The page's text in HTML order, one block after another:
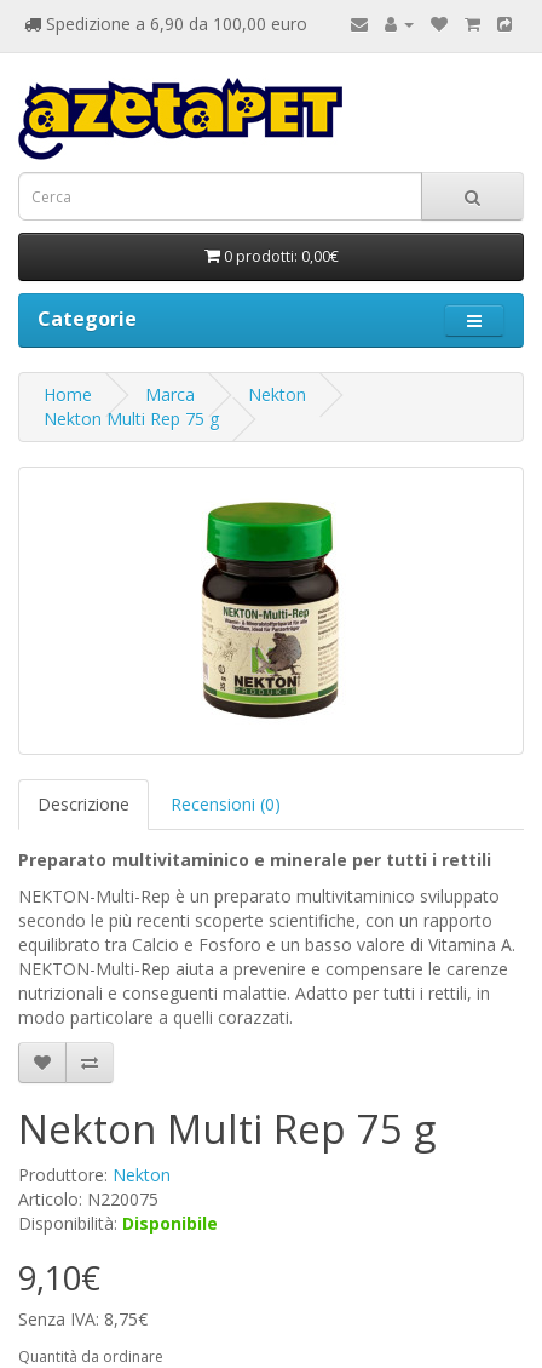
Spedizione a 6,90 da 100,00 euro
0 prodotti: 0,00€
Categorie
Home Marca
Nekton
Nekton Multi Rep 75 g
Descrizione Recensioni (0)
Preparato multivitaminico e minerale per tutti i rettili
NEKTON-Multi-Rep è un preparato multivitaminico sviluppato
secondo le più recenti scoperte scientifiche, con un rapporto
equilibrato tra Calcio e Fosforo e un basso valore di Vitamina A.
NEKTON-Multi-Rep aiuta a prevenire e compensare le carenze
nutrizionali e conseguenti malattie. Adatto per tutti i rettili, in
modo particolare a quelli corazzati.
Nekton Multi Rep 75 g
Produttore: Nekton
Articolo: N220075
Disponibilità: Disponibile
9,10€
Senza IVA: 8,75€
Quantità da ordinare